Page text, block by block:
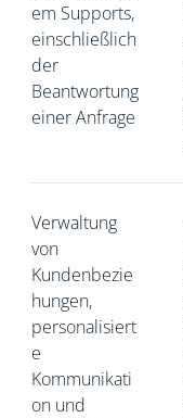
em Supports,
einschließlich
der
Beantwortung
einer Anfrage
Verwaltung
von
Kundenbezie
hungen,
personalisiert
e
Kommunikati
on und